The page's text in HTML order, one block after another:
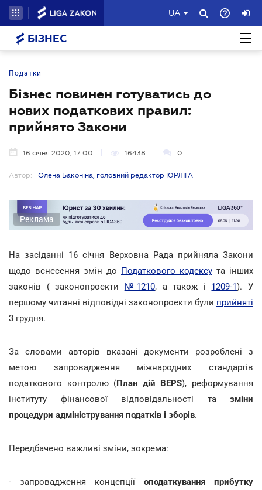
UA
БІЗНЕС
Податки
Бізнес повинен готуватись до
нових податкових правил:
прийнято Закони
16 січня 2020, 17:00 16438 0
Автор: Олена Баконіна, головний редактор ЮРЛІГА
Реклама
На засіданні 16 січня Верховна Рада прийняла Закони
щодо вснесення змін до Податкового кодексу та інших
законів ( законопроекти №1210, а також і 1209-1). У
першому читанні відповідні законопроекти були прийняті
3 грудня.
За словами авторів вказані документи розроблені з
метою запровадження міжнародних стандартів
податкового контролю (План дій BEPS), реформування
інституту фінансової відповідальності та зміни
процедури адміністрування податків і зборів.
Передбачено важливі зміни, зокрема:
- запровадження концепції оподаткування прибутку